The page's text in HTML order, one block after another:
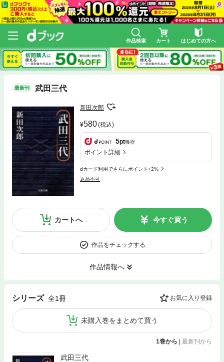
作品検索 カート はじめての方へ
最新刊 武田三代
新田次郎
580(税込)
5pt獲得
ポイント詳細
dカード利用でさらにポイント+2%
返品不可
カートへ 今すぐ買う
作品をチェックする
作品情報へ
シリーズ 全1冊 お気に入り登録
未購入巻をまとめて買う
1巻から 最新刊から
武田三代